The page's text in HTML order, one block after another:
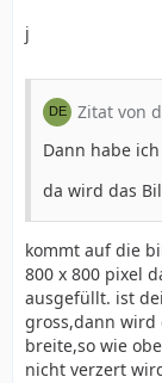
j
Zitat von
Dann habe
da wird das
kommt auf die
800 x 800 pixel
ausgefüllt. ist
gross,dann wird
breite,so wie
nicht verzert